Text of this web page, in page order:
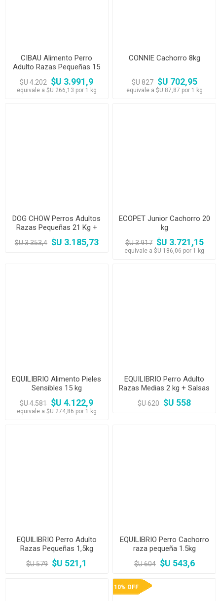
CIBAU Alimento Perro
Adulto Razas Pequeñas 15
kg
$U 4.202 $U 3.991,9
equivale a $U 266,13 por 1 kg
CONNIE Cachorro 8kg
$U 827 $U 702,95
equivale a $U 87,87 por 1 kg
DOG CHOW Perros Adultos
Razas Pequeñas 21 Kg +
Envío
$U 3.353,4 $U 3.185,73
ECOPET Junior Cachorro 20
kg
$U 3.917 $U 3.721,15
equivale a $U 186,06 por 1 kg
EQUILIBRIO Alimento Pieles
Sensibles 15 kg
$U 4.581 $U 4.122,9
equivale a $U 274,86 por 1 kg
EQUILIBRIO Perro Adulto
Razas Medias 2 kg + Salsas
$U 620 $U 558
EQUILIBRIO Perro Adulto
Razas Pequeñas 1,5kg
$U 579 $U 521,1
EQUILIBRIO Perro Cachorro
raza pequeña 1.5kg
$U 604 $U 543,6
10% OFF